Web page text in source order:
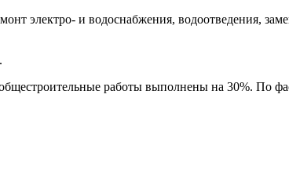
электро- и водоснабжения, водоотведения,
работы выполнены на 30%. По